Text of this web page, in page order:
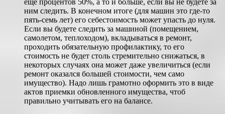
еще процентов 50%, а то и больше, если вы не будете за
ним следить. В конечном итоге (для машин это где-то
пять-семь лет) его себестоимость может упасть до нуля.
Если вы будете следить за машиной (помещением,
самолетом, теплоходом), вкладываться в ремонт,
проходить обязательную профилактику, то его
стоимость не будет столь стремительно снижаться, в
некоторых случаях она может даже увеличиться (если
ремонт оказался большей стоимости, чем само
имущество). Надо лишь грамотно оформить это в виде
актов приемки обновленного имущества, чтоб
правильно учитывать его на балансе.